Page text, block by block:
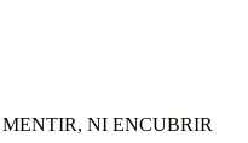
NI ENCUBRIR